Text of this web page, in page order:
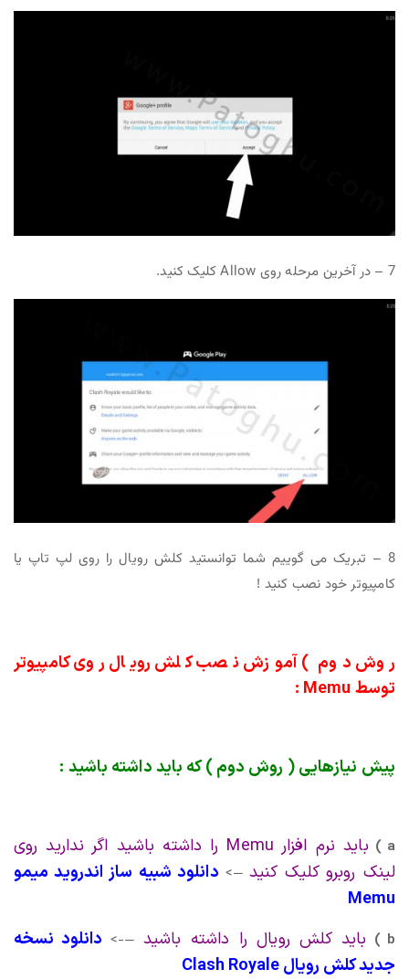
7 – در آخرین مرحله روی Allow کلیک کنید.
8 – تبریک می گوییم شما توانستید کلش رویال را روی لپ تاپ یا
کامپیوتر خود نصب کنید !
روش دوم ) آموزش نصب کلش رویال روی کامپیوتر
توسط Memu :
پیش نیازهایی ( روش دوم ) که باید داشته باشید :
a )
باید نرم افزار Memu را داشته باشید اگر ندارید روی
لینک روبرو کلیک کنید—> دانلود شبیه ساز اندروید میمو
Memu
b ) باید کلش رویال را داشته باشید —-> دانلود نسخه
جدید کلش رویالClash Royale